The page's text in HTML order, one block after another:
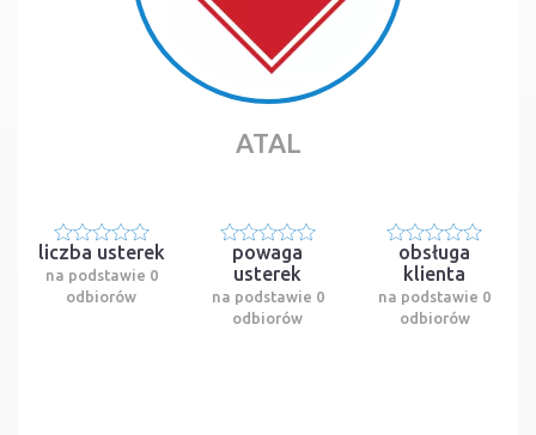
ATAL
liczba usterek
na podstawie 0
odbiorów
powaga
usterek
na podstawie 0
odbiorów
obsługa
klienta
na podstawie 0
odbiorów